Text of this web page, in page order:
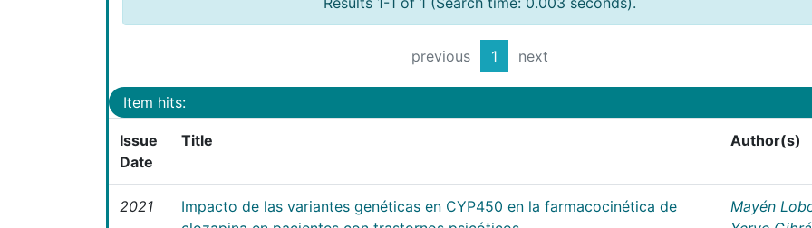
previous 1 next
Item hits:
Issue
Date
Title Author(s)
2021
Impacto de las variantes genéticas en CYP450 en la farmacocinética de
Mayén